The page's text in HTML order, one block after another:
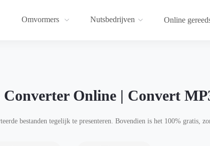
Omvormers Nutsbedrijven Online
Online | Convert
bestanden tegelijk te presenteren. Bovendien is het 100% gratis,